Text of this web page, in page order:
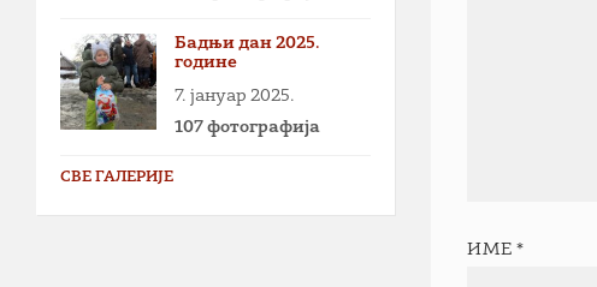
ИМЕ *
Бадњи дан 2025.
године
7. јануар 2025.
107 фотографија
СВЕ ГАЛЕРИЈЕ